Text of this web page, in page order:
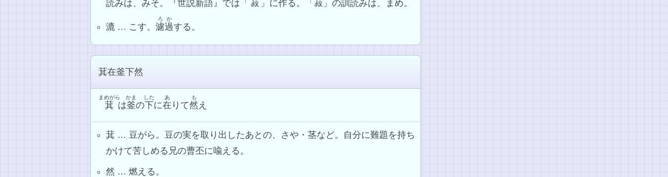
読みは、みそ。『世説新語』では「 菽 」に作る。「菽」の訓読みは、まめ。
漉 … こす。 濾過
ろか
する。
萁在釜下然
萁
まめがら
は釜
かま
の下
した
に在
あ
りて然
も
え
萁 … 豆がら。豆の実を取り出したあとの、さや・茎など。自分に難題を持ち
かけて苦しめる兄の曹丕に喩える。
然 … 燃える。